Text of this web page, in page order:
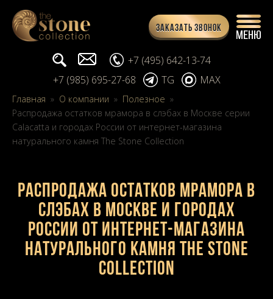
Заказать звонок
Поиск... info@stone-collection.ru
+7 (495) 642-13-74
+7 (985) 695-27-68
TG MAX
Главная » О компании » Полезное »
Распродажа остатков мрамора в слэбах в Москве серии
Calacatta и городах России от интернет-магазина
натурального камня The Stone Collection
Распродажа остатков мрамора в
слэбах в Москве и городах
России от интернет-магазина
натурального камня The Stone
Collection